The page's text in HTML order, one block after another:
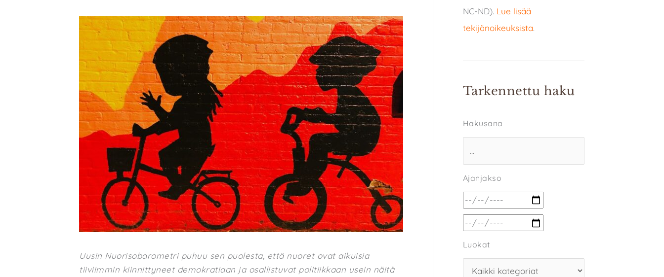
Uusin Nuorisobarometri puhuu sen puolesta, että nuoret ovat aikuisia
tiiviimmin kiinnittyneet demokratiaan ja osallistuvat politiikkaan usein näitä
NC-ND). Lue lisää
tekijänoikeuksista.
Tarkennettu haku
Hakusana
Ajanjakso
Luokat